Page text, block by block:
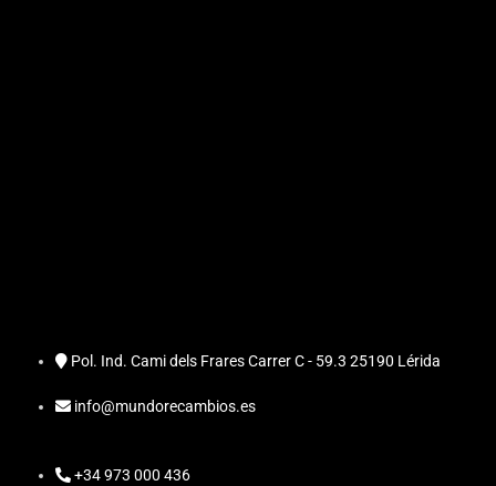
Pol. Ind. Cami dels Frares Carrer C - 59.3 25190 Lérida
info@mundorecambios.es
+34 973 000 436